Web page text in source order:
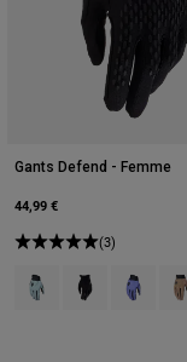
Gants Defend - Femme
44,99 €
(3)
Product swatch type
Product swatch
Product